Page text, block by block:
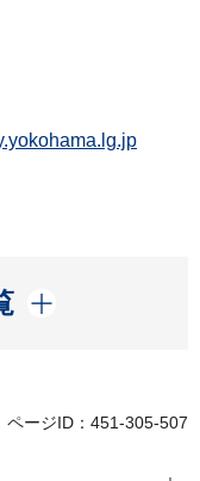
ページID：451-305-507